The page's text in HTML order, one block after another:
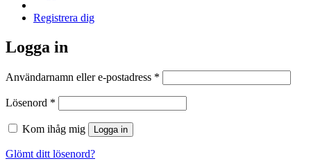
Registrera dig
Logga in
Användarnamn eller e-postadress *
Lösenord *
Kom ihåg mig Logga in
Glömt ditt lösenord?